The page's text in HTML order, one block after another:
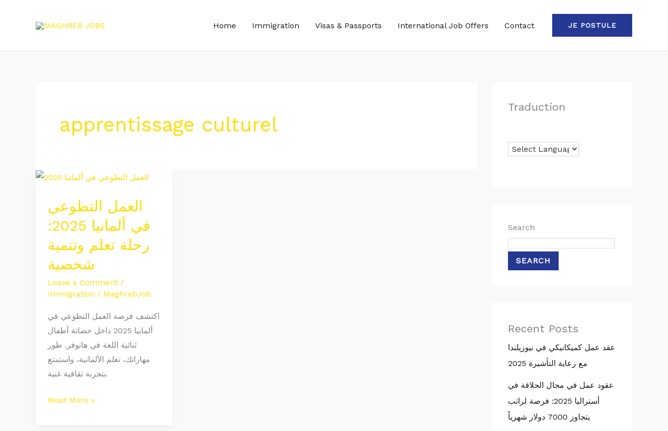
Home Immigration Visas & Passports International Job Offers Contact JE POSTULE
apprentissage culturel
العمل التطوعي
في ألمانيا 2025:
رحلة تعلم وتنمية
شخصية
Leave a Comment /
Immigration / MaghrebJob
اكتشف فرصة العمل التطوعي في
ألمانيا 2025 داخل حضانة أطفال
ثنائية اللغة في هانوفر. طور
مهاراتك، تعلم الألمانية، واستمتع
بتجربة ثقافية غنية.​
العمل
ألمانيا
2025:
رحلة
تعلم
شخصية
Read More »
Traduction
Search
SEARCH
Recent Posts
عقد عمل كميكانيكي في نيوزيلندا
مع رعاية التأشيرة 2025
عقود عمل في مجال الحلاقة في
أستراليا 2025: فرصة لراتب
يتجاوز 7000 دولار شهرياً